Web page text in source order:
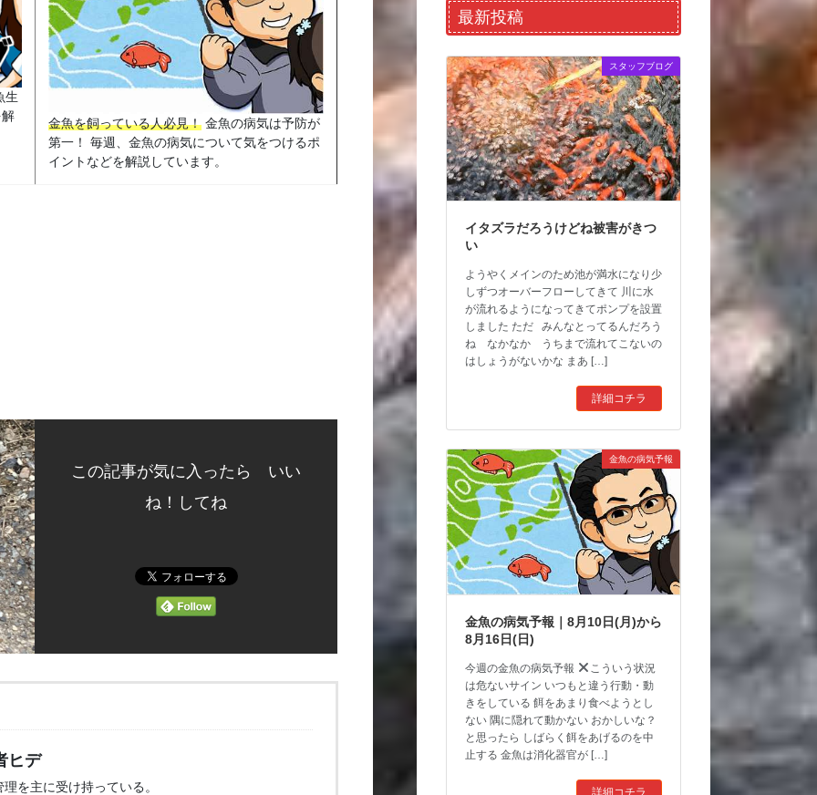
生
金魚を飼っている人必見！ 金魚の病気は予防が
第一！ 毎週、金魚の病気について気をつけるポ
イントなどを解説しています。
この記事が気に入ったら いい
ね！してね
ヒデ
を主に受け持っている。
最新投稿
スタッフブログ
イタズラだろうけどね被害がきつ
い
ようやくメインのため池が満水になり少
しずつオーバーフローしてきて 川に水
が流れるようになってきてポンプを設置
しました ただ みんなとってるんだろう
ね なかなか うちまで流れてこないの
はしょうがないかな まあ […]
詳細コチラ
金魚の病気予報
金魚の病気予報｜8月10日(月)から
8月16日(日)
今週の金魚の病気予報
こういう状況
は危ないサイン いつもと違う行動・動
きをしている 餌をあまり食べようとし
ない 隅に隠れて動かない おかしいな？
と思ったら しばらく餌をあげるのを中
止する 金魚は消化器官が […]
詳細コチラ